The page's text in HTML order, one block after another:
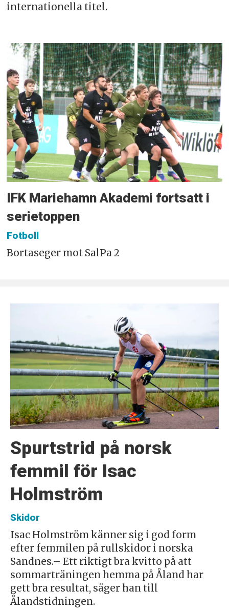
internationella titel.
IFK Mariehamn Akademi fortsatt i
serietoppen
Fotboll
Bortaseger mot SalPa 2
Spurtstrid på norsk
femmil för Isac
Holmström
Skidor
Isac Holmström känner sig i god form
efter femmilen på rullskidor i norska
Sandnes.– Ett riktigt bra kvitto på att
sommarträningen hemma på Åland har
gett bra resultat, säger han till
Ålandstidningen.